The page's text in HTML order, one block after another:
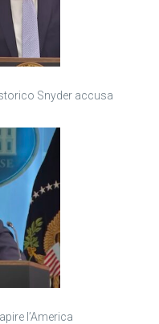
Snyder accusa
l’America